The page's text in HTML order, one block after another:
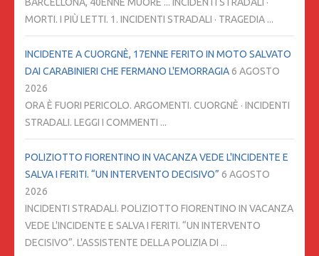
MORTI. I PIÙ LETTI. 1. INCIDENTI STRADALI · TRAGEDIA ...
INCIDENTE A CUORGNÈ, 17ENNE FERITO IN MOTO SALVATO
DAI CARABINIERI CHE FERMANO L'EMORRAGIA6 AGOSTO
2026
ORA È FUORI PERICOLO. ARGOMENTI. CUORGNÈ · INCIDENTI
STRADALI. LEGGI I COMMENTI ...
POLIZIOTTO FIORENTINO IN VACANZA VEDE L'INCIDENTE E
SALVA I FERITI. “UN INTERVENTO DECISIVO” 6 AGOSTO
2026
INCIDENTI STRADALI. POLIZIOTTO FIORENTINO IN VACANZA
VEDE L'INCIDENTE E SALVA I FERITI. “UN INTERVENTO
DECISIVO”. L'ASSISTENTE DELLA POLIZIA DI ...